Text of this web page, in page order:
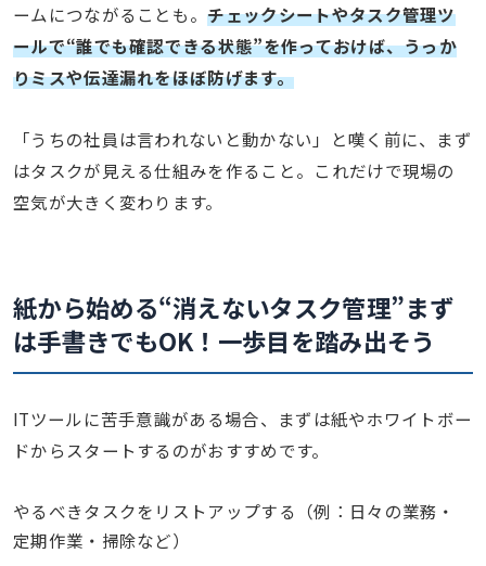
ームにつながることも。チェックシートやタスク管理ツ
ールで“誰でも確認できる状態”を作っておけば、うっか
りミスや伝達漏れをほぼ防げます。
「うちの社員は言われないと動かない」と嘆く前に、まず
はタスクが見える仕組みを作ること。これだけで現場の
空気が大きく変わります。
紙から始める“消えないタスク管理”まず
は手書きでもOK！一歩目を踏み出そう
ITツールに苦手意識がある場合、まずは紙やホワイトボー
ドからスタートするのがおすすめです。
やるべきタスクをリストアップする（例：日々の業務・
定期作業・掃除など）